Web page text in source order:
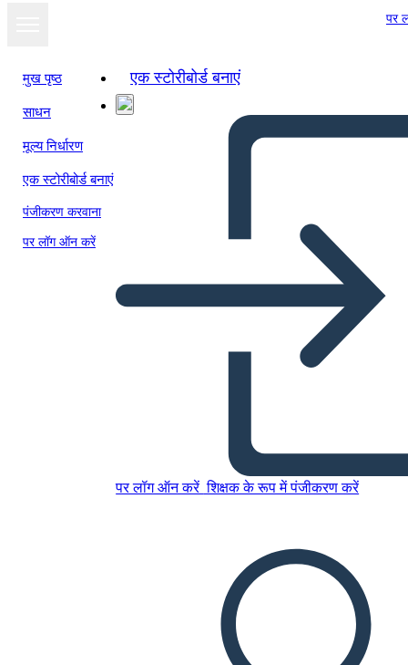
पर
मुख पृष्ठ
साधन
मूल्य निर्धारण
एक स्टोरीबोर्ड बनाएं
पंजीकरण करवाना
पर लॉग ऑन करें
एक स्टोरीबोर्ड बनाएं
पर लॉग ऑन करें शिक्षक के रूप में पंजीकरण करें
איקרוס Phaethon השוואה
इस स्टोरीबोर्ड को कॉपी करें
स्टोरीबोर्ड बनाएं